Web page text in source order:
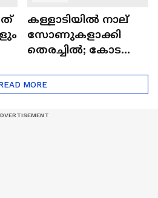
കള്ളാടിയിൽ നാല്
സോണുകളാക്കി
തെരച്ചിൽ; കോടയും
രക്ഷാപ്രവര്‍ത്തനത്തി
ന്
MORE